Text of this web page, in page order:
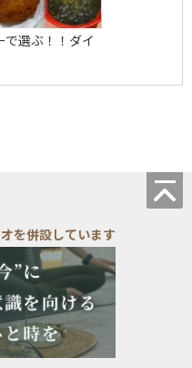
で選ぶ！！ダイ
を併設しています